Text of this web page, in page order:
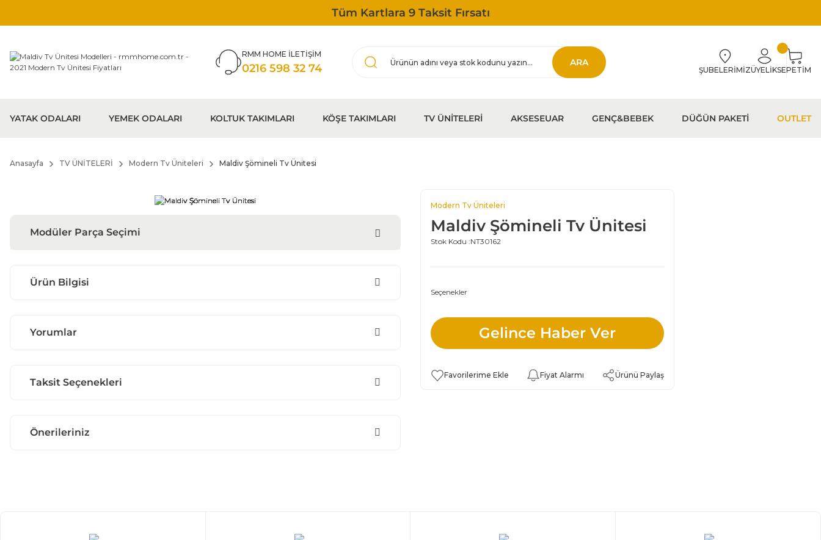
Tüm Kartlara 9 Taksit Fırsatı
RMM HOME İLETİŞİM
0216 598 32 74 ARA
ŞUBELERİMİZÜYELİKSEPETİM
YATAK ODALARI YEMEK ODALARI KOLTUK TAKIMLARI KÖŞE TAKIMLARI TV ÜNİTELERİ AKSESEUAR GENÇ&BEBEK DÜĞÜN PAKETİ OUTLET
Anasayfa TV ÜNİTELERİ Modern Tv Üniteleri Maldiv Şömineli Tv Ünitesi
Modüler Parça Seçimi
Ürün Bilgisi
Yorumlar
Taksit Seçenekleri
Önerileriniz
Modern Tv Üniteleri
Maldiv Şömineli Tv Ünitesi
Stok Kodu :NT30162
Seçenekler
Gelince Haber Ver
Fiyat Alarmı Ürünü Paylaş